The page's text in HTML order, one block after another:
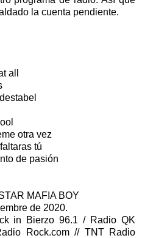
la cuenta pendiente.
all
otra vez
tú
de pasión
MAFIA BOY
de 2020.
in Bierzo 96.1 / Radio QK
Rock.com // TNT Radio